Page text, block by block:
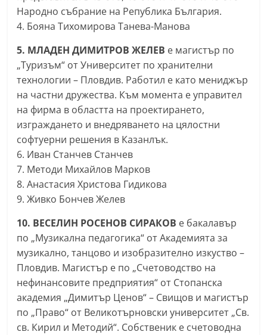
o
,
a
l
e
r
y
-
k
a
z
a
n
l
a
k
.
c
Народно събрание на Република България.
4. Бояна Тихомирова Танева-Манова
5. МЛАДЕН ДИМИТРОВ ЖЕЛЕВ е магистър по
„Туризъм“ от Университет по хранителни
технологии – Пловдив. Работил е като мениджър
на частни дружества. Към момента е управител
на фирма в областта на проектирането,
изграждането и внедряването на цялостни
софтуерни решения в Казанлък.
6. Иван Станчев Станчев
7. Методи Михайлов Марков
8. Анастасия Христова Гидикова
9. Живко Бончев Желев
10. ВЕСЕЛИН РОСЕНОВ СИРАКОВ е бакалавър
по „Музикална педагогика“ от Академията за
музикално, танцово и изобразително изкуство –
Пловдив. Магистър е по „Счетоводство на
нефинансовите предприятия“ от Стопанска
академия „Димитър Ценов“ – Свищов и магистър
по „Право“ от Великотърновски университет „Св.
св. Кирил и Методий“. Собственик е счетоводна